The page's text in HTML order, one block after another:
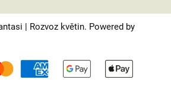
– prehľad možností
| Rozvoz květin. Powered by